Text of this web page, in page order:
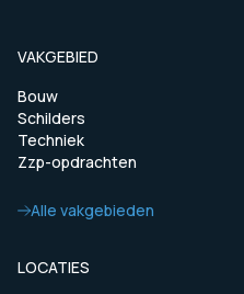
VAKGEBIED
Bouw
Schilders
Techniek
Zzp-opdrachten
Alle vakgebieden
LOCATIES